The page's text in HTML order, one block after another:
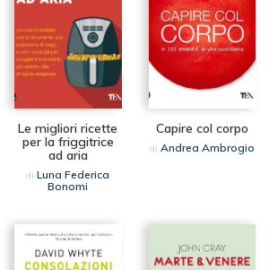
Le migliori ricette
per la friggitrice
ad aria
di Luna Federica
Bonomi
Capire col corpo
di Andrea Ambrogio